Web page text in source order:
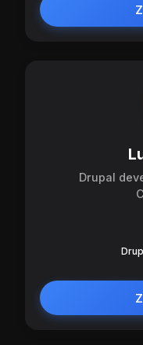
Drupal